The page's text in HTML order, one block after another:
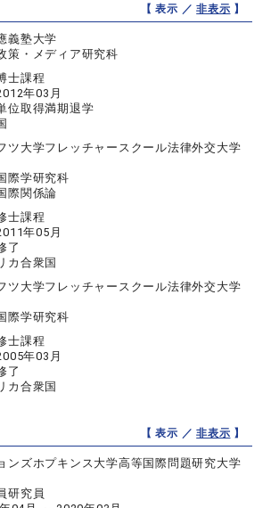
【 表示 ／非表示 】
義塾大学
策・メディア研究科
士課程
年03月
位取得満期退学
ツ大学フレッチャースクール法律外交大学
際学研究科
際関係論
士課程
年05月
了
カ合衆国
ツ大学フレッチャースクール法律外交大学
際学研究科
士課程
年03月
了
カ合衆国
【 表示 ／非表示 】
ンズホプキンス大学高等国際問題研究大学
研究員